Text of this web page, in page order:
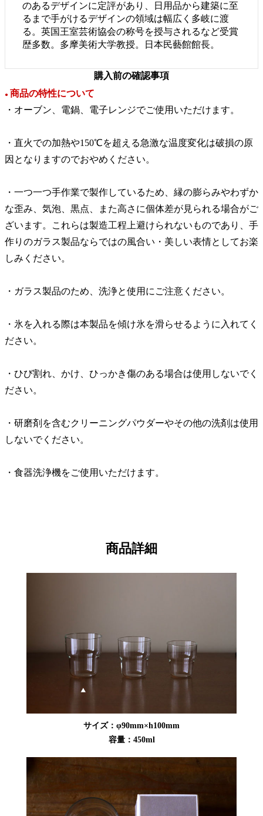
のあるデザインに定評があり、日用品から建築に至
るまで手がけるデザインの領域は幅広く多岐に渡
る。英国王室芸術協会の称号を授与されるなど受賞
歴多数。多摩美術大学教授。日本民藝館館長。
購入前の確認事項
● 商品の特性について
・オーブン、電鍋、電子レンジでご使用いただけます。
・直火での加熱や150℃を超える急激な温度変化は破損の原
因となりますのでおやめください。
・一つ一つ手作業で製作しているため、縁の膨らみやわずか
な歪み、気泡、黒点、また高さに個体差が見られる場合がご
ざいます。これらは製造工程上避けられないものであり、手
作りのガラス製品ならではの風合い・美しい表情としてお楽
しみください。
・ガラス製品のため、洗浄と使用にご注意ください。
・氷を入れる際は本製品を傾け氷を滑らせるように入れてく
ださい。
・ひび割れ、かけ、ひっかき傷のある場合は使用しないでく
ださい。
・研磨剤を含むクリーニングパウダーやその他の洗剤は使用
しないでください。
・食器洗浄機をご使用いただけます。
商品詳細
サイズ：φ90mm×h100mm
容量：450ml